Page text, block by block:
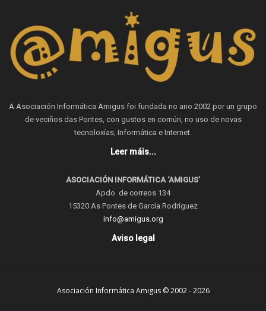
A Asociación Informática Amigus foi fundada no ano 2002 por un grupo
de veciños das Pontes, con gustos en común, no uso de novas
tecnoloxías, Informática e Internet.
Leer máis...
ASOCIACIÓN INFORMÁTICA ‘AMIGUS’
Apdo. de correos 134
15320 As Pontes de García Rodríguez
info@amigus.org
Aviso legal
Asociación Informática Amigus © 2002 - 2026